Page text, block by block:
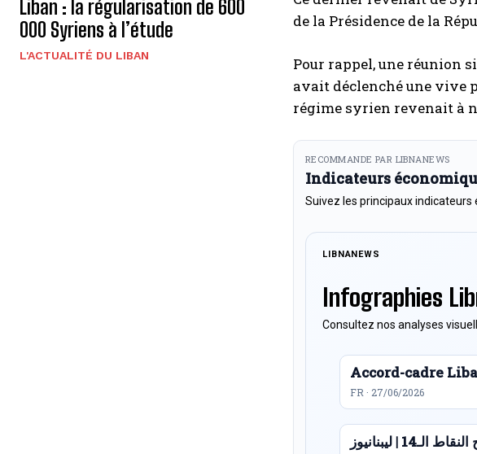
Liban : la régularisation de 600
000 Syriens à l’étude
L'ACTUALITÉ DU LIBAN
de la Présidence de la
Pour rappel, une réunion
avait déclenché une vive
régime syrien revenait à
RECOMMANDE PAR LIBNANEWS
Indicateurs
Suivez les principaux
LIBNANEWS
Infographies
Consultez nos analyses
Accord-cadre
FR · 27/06/2026
| ليبنانيوز